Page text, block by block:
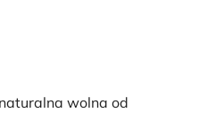
wolna od